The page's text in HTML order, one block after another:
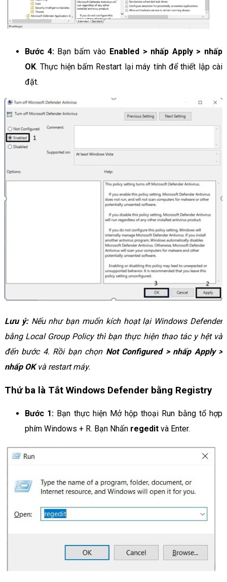
Bước 4:Bạn bấm vào Enabled > nhấp Apply > nhấp
OK. Thực hiện bấm Restart lại máy tính để thiết lập cài
đặt.
Lưu ý:Nếu như bạn muốn kích hoạt lại Windows Defender
bằng Local Group Policy thì bạn thực hiện thao tác y hệt và
đến bước 4. Rồi bạn chọn Not Configured > nhấp Apply >
nhấp OKvà restart máy.
Thứ ba là Tắt Windows Defender bằng Registry
Bước 1: Bạn thực hiện Mở hộp thoại Run bằng tổ hợp
phím Windows + R. Bạn Nhấn regeditvà Enter.